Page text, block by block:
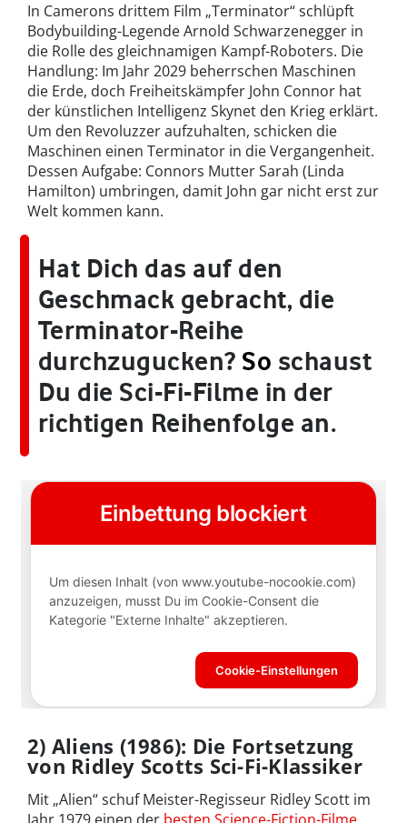
In Camerons drittem Film „Terminator“ schlüpft
Bodybuilding-Legende Arnold Schwarzenegger in
die Rolle des gleichnamigen Kampf-Roboters. Die
Handlung: Im Jahr 2029 beherrschen Maschinen
die Erde, doch Freiheitskämpfer John Connor hat
der künstlichen Intelligenz Skynet den Krieg erklärt.
Um den Revoluzzer aufzuhalten, schicken die
Maschinen einen Terminator in die Vergangenheit.
Dessen Aufgabe: Connors Mutter Sarah (Linda
Hamilton) umbringen, damit John gar nicht erst zur
Welt kommen kann.
Hat Dich das auf den
Geschmack gebracht, die
Terminator-Reihe
durchzugucken? So schaust
Du die Sci-Fi-Filme in der
richtigen Reihenfolge an.
2) Aliens (1986): Die Fortsetzung
von Ridley Scotts Sci-Fi-Klassiker
Mit „Alien“ schuf Meister-Regisseur Ridley Scott im